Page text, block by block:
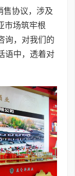
售协议，涉及
市场筑牢根
询，对我们的
语中，透着对